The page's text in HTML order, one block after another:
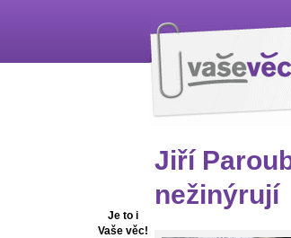
Je to i
Vaše věc!
Jiří
nežinýrují